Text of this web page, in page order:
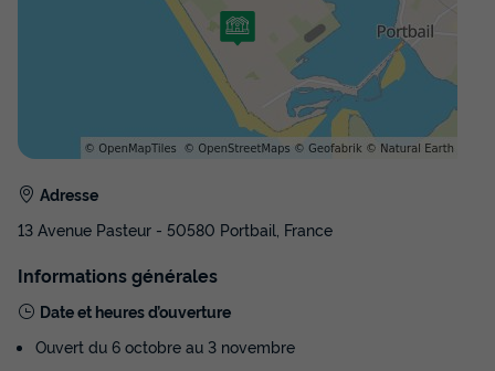
GÎTE 6 personnes - 3 Pièces 6 pers
au03/04/2027
Meilleur prix pour 7 nuits
574 €
516,60 € -10%
d'économie
Adresse
13 Avenue Pasteur - 50580 Portbail, France
Informations générales
Date et heures d’ouverture
Ouvert du 6 octobre au 3 novembre